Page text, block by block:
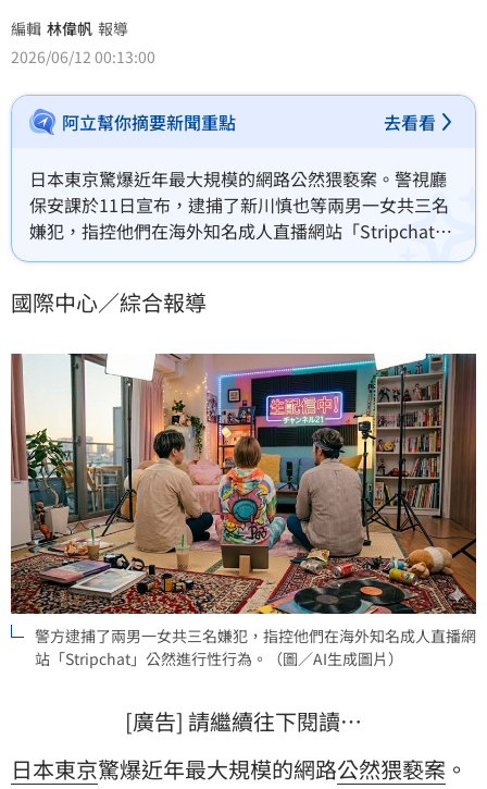
編輯 林偉帆 報導
2026/06/12 00:13:00
阿立幫你摘要新聞重點 去看看
日本東京驚爆近年最大規模的網路公然猥褻案。警視廳
保安課於11日宣布，逮捕了新川慎也等兩男一女共三名
嫌犯，指控他們在海外知名成人直播網站「Stripchat」
公然進行性行為。主嫌新川慎也在短短一年內，涉嫌招
1億日圓（約合新台幣2000餘萬元）的不法暴利。目前
國際中心／綜合報導
警方逮捕了兩男一女共三名嫌犯，指控他們在海外知名成人直播網
站「Stripchat」公然進行性行為。（圖／AI生成圖片）
[廣告] 請繼續往下閱讀…
日本東京驚爆近年最大規模的網路公然猥褻案 。